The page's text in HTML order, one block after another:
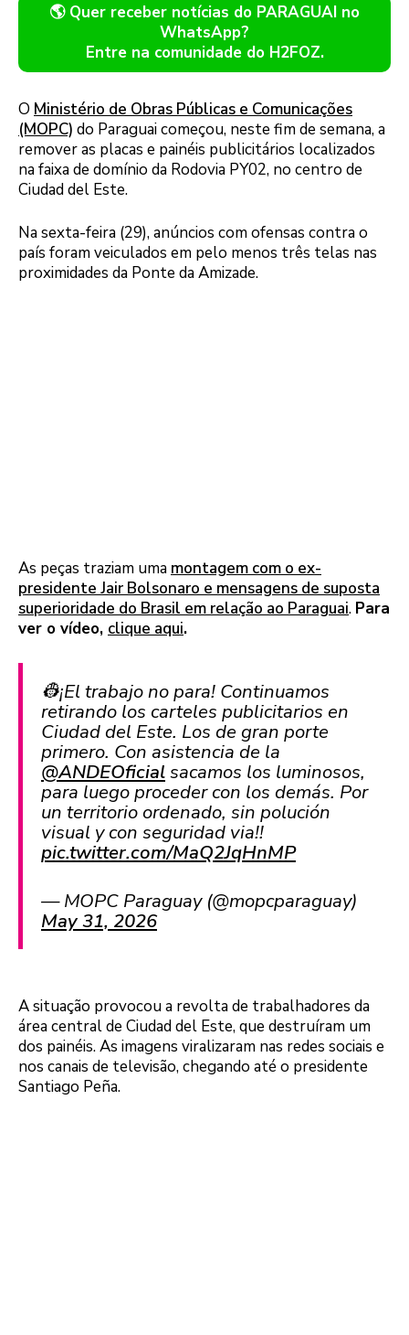
🌎 Quer receber notícias do PARAGUAI no
WhatsApp?
Entre na comunidade do H2FOZ.
O Ministério de Obras Públicas e Comunicações
(MOPC) do Paraguai começou, neste fim de semana, a
remover as placas e painéis publicitários localizados
na faixa de domínio da Rodovia PY02, no centro de
Ciudad del Este.
Na sexta-feira (29), anúncios com ofensas contra o
país foram veiculados em pelo menos três telas nas
proximidades da Ponte da Amizade.
As peças traziam uma montagem com o ex-
presidente Jair Bolsonaro e mensagens de suposta
superioridade do Brasil em relação ao Paraguai. Para
ver o vídeo, clique aqui.
👷¡El trabajo no para! Continuamos
retirando los carteles publicitarios en
Ciudad del Este. Los de gran porte
primero. Con asistencia de la
@ANDEOficialsacamos los luminosos,
para luego proceder con los demás. Por
un territorio ordenado, sin polución
visual y con seguridad via!!
pic.twitter.com/MaQ2JqHnMP
— MOPC Paraguay (@mopcparaguay)
May 31, 2026
A situação provocou a revolta de trabalhadores da
área central de Ciudad del Este, que destruíram um
dos painéis. As imagens viralizaram nas redes sociais e
nos canais de televisão, chegando até o presidente
Santiago Peña.